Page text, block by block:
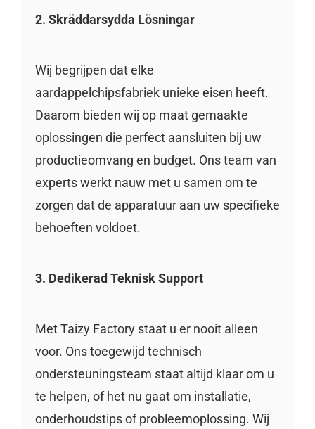
2. Skräddarsydda Lösningar
Wij begrijpen dat elke
aardappelchipsfabriek unieke eisen heeft.
Daarom bieden wij op maat gemaakte
oplossingen die perfect aansluiten bij uw
productieomvang en budget. Ons team van
experts werkt nauw met u samen om te
zorgen dat de apparatuur aan uw specifieke
behoeften voldoet.
3. Dedikerad Teknisk Support
Met Taizy Factory staat u er nooit alleen
voor. Ons toegewijd technisch
ondersteuningsteam staat altijd klaar om u
te helpen, of het nu gaat om installatie,
onderhoudstips of probleemoplossing. Wij